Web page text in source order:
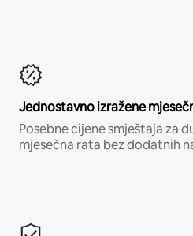
Jednostavno izražene
Posebne cijene smještaja za
mjesečna rata bez dodatnih